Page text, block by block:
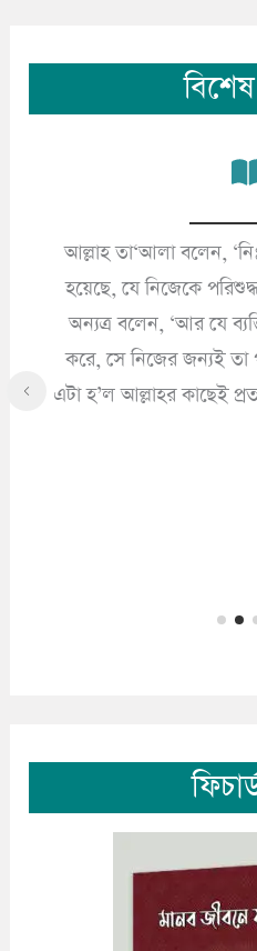
আল্লাহ তা‘আলা বলেন,
হয়েছে, যে নিজেকে
অন্যত্র বলেন, ‘আর যে
করে, সে নিজের জন্যই তা
এটা হ’ল আল্লাহর কাছেই